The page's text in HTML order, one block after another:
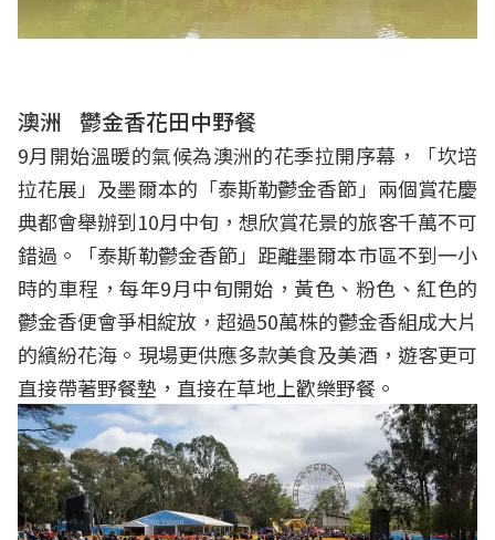
澳洲 鬱金香花田中野餐
9月開始溫暖的氣候為澳洲的花季拉開序幕，「坎培
拉花展」及墨爾本的「泰斯勒鬱金香節」兩個賞花慶
典都會舉辦到10月中旬，想欣賞花景的旅客千萬不可
錯過。「泰斯勒鬱金香節」距離墨爾本市區不到一小
時的車程，每年9月中旬開始，黃色、粉色、紅色的
鬱金香便會爭相綻放，超過50萬株的鬱金香組成大片
的繽紛花海。現場更供應多款美食及美酒，遊客更可
直接帶著野餐墊，直接在草地上歡樂野餐。